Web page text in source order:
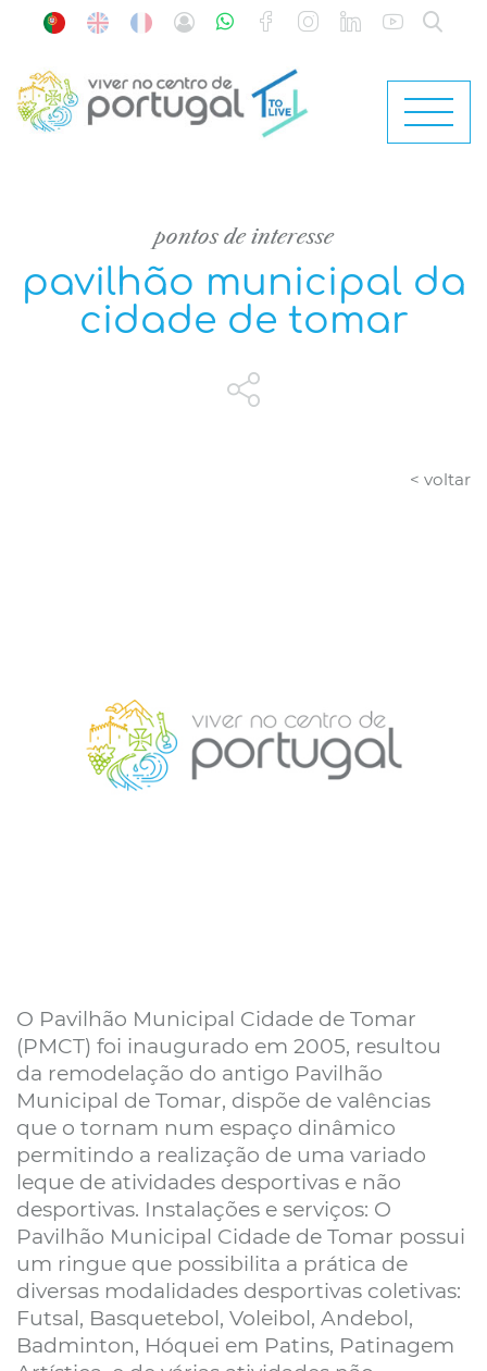
pontos de interesse
pavilhão municipal da
cidade de tomar
< voltar
O Pavilhão Municipal Cidade de Tomar
(PMCT) foi inaugurado em 2005, resultou
da remodelação do antigo Pavilhão
Municipal de Tomar, dispõe de valências
que o tornam num espaço dinâmico
permitindo a realização de uma variado
leque de atividades desportivas e não
desportivas. Instalações e serviços: O
Pavilhão Municipal Cidade de Tomar possui
um ringue que possibilita a prática de
diversas modalidades desportivas coletivas:
Futsal, Basquetebol, Voleibol, Andebol,
Badminton, Hóquei em Patins, Patinagem